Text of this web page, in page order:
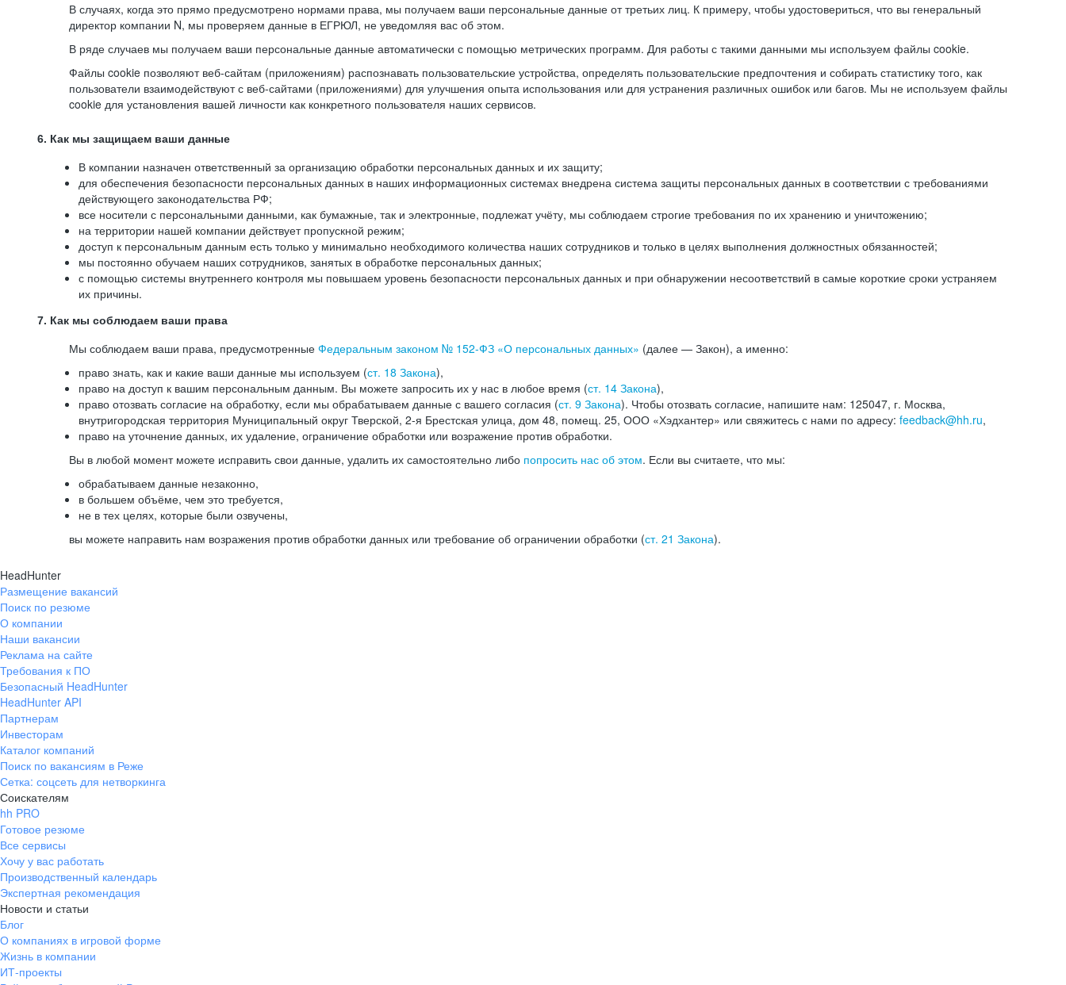
В случаях, когда это прямо предусмотрено нормами права, мы получаем ваши персональные данные от третьих лиц. К примеру, чтобы удостовериться, что вы генеральный
директор компании N, мы проверяем данные в ЕГРЮЛ, не уведомляя вас об этом.
В ряде случаев мы получаем ваши персональные данные автоматически с помощью метрических программ. Для работы с такими данными мы используем файлы cookie.
Файлы cookie позволяют веб-сайтам (приложениям) распознавать пользовательские устройства, определять пользовательские предпочтения и собирать статистику того, как
пользователи взаимодействуют с веб-сайтами (приложениями) для улучшения опыта использования или для устранения различных ошибок или багов. Мы не используем файлы
cookie для установления вашей личности как конкретного пользователя наших сервисов.
6. Как мы защищаем ваши данные
В компании назначен ответственный за организацию обработки персональных данных и их защиту;
для обеспечения безопасности персональных данных в наших информационных системах внедрена система защиты персональных данных в соответствии с требованиями
действующего законодательства РФ;
все носители с персональными данными, как бумажные, так и электронные, подлежат учёту, мы соблюдаем строгие требования по их хранению и уничтожению;
на территории нашей компании действует пропускной режим;
доступ к персональным данным есть только у минимально необходимого количества наших сотрудников и только в целях выполнения должностных обязанностей;
мы постоянно обучаем наших сотрудников, занятых в обработке персональных данных;
с помощью системы внутреннего контроля мы повышаем уровень безопасности персональных данных и при обнаружении несоответствий в самые короткие сроки устраняем
их причины.
7. Как мы соблюдаем ваши права
Мы соблюдаем ваши права, предусмотренные Федеральным законом № 152-ФЗ «О персональных данных» (далее — Закон), а именно:
право знать, как и какие ваши данные мы используем (ст. 18 Закона),
право на доступ к вашим персональным данным. Вы можете запросить их у нас в любое время (ст. 14 Закона),
право отозвать согласие на обработку, если мы обрабатываем данные с вашего согласия (ст. 9 Закона). Чтобы отозвать согласие, напишите нам: 125047, г. Москва,
внутригородская территория Муниципальный округ Тверской, 2-я Брестская улица, дом 48, помещ. 25, ООО «Хэдхантер» или свяжитесь с нами по адресу: feedback@hh.ru,
право на уточнение данных, их удаление, ограничение обработки или возражение против обработки.
Вы в любой момент можете исправить свои данные, удалить их самостоятельно либо попросить нас об этом. Если вы считаете, что мы:
обрабатываем данные незаконно,
в большем объёме, чем это требуется,
не в тех целях, которые были озвучены,
вы можете направить нам возражения против обработки данных или требование об ограничении обработки (ст. 21 Закона).
HeadHunter
Размещение вакансий
Поиск по резюме
О компании
Наши вакансии
Реклама на сайте
Требования к ПО
Безопасный HeadHunter
HeadHunter API
Партнерам
Инвесторам
Каталог компаний
Поиск по вакансиям в Реже
Сетка: соцсеть для нетворкинга
Соискателям
hh PRO
Готовое резюме
Все сервисы
Хочу у вас работать
Производственный календарь
Экспертная рекомендация
Новости и статьи
Блог
О компаниях в игровой форме
Жизнь в компании
ИТ-проекты